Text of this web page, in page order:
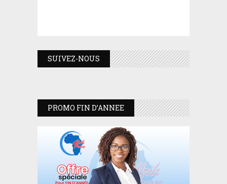
SUIVEZ-NOUS
PROMO FIN D’ANNEE